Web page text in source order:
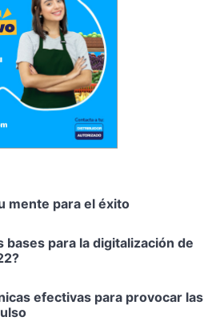
mente para el éxito
bases para la digitalización de
efectivas para provocar las